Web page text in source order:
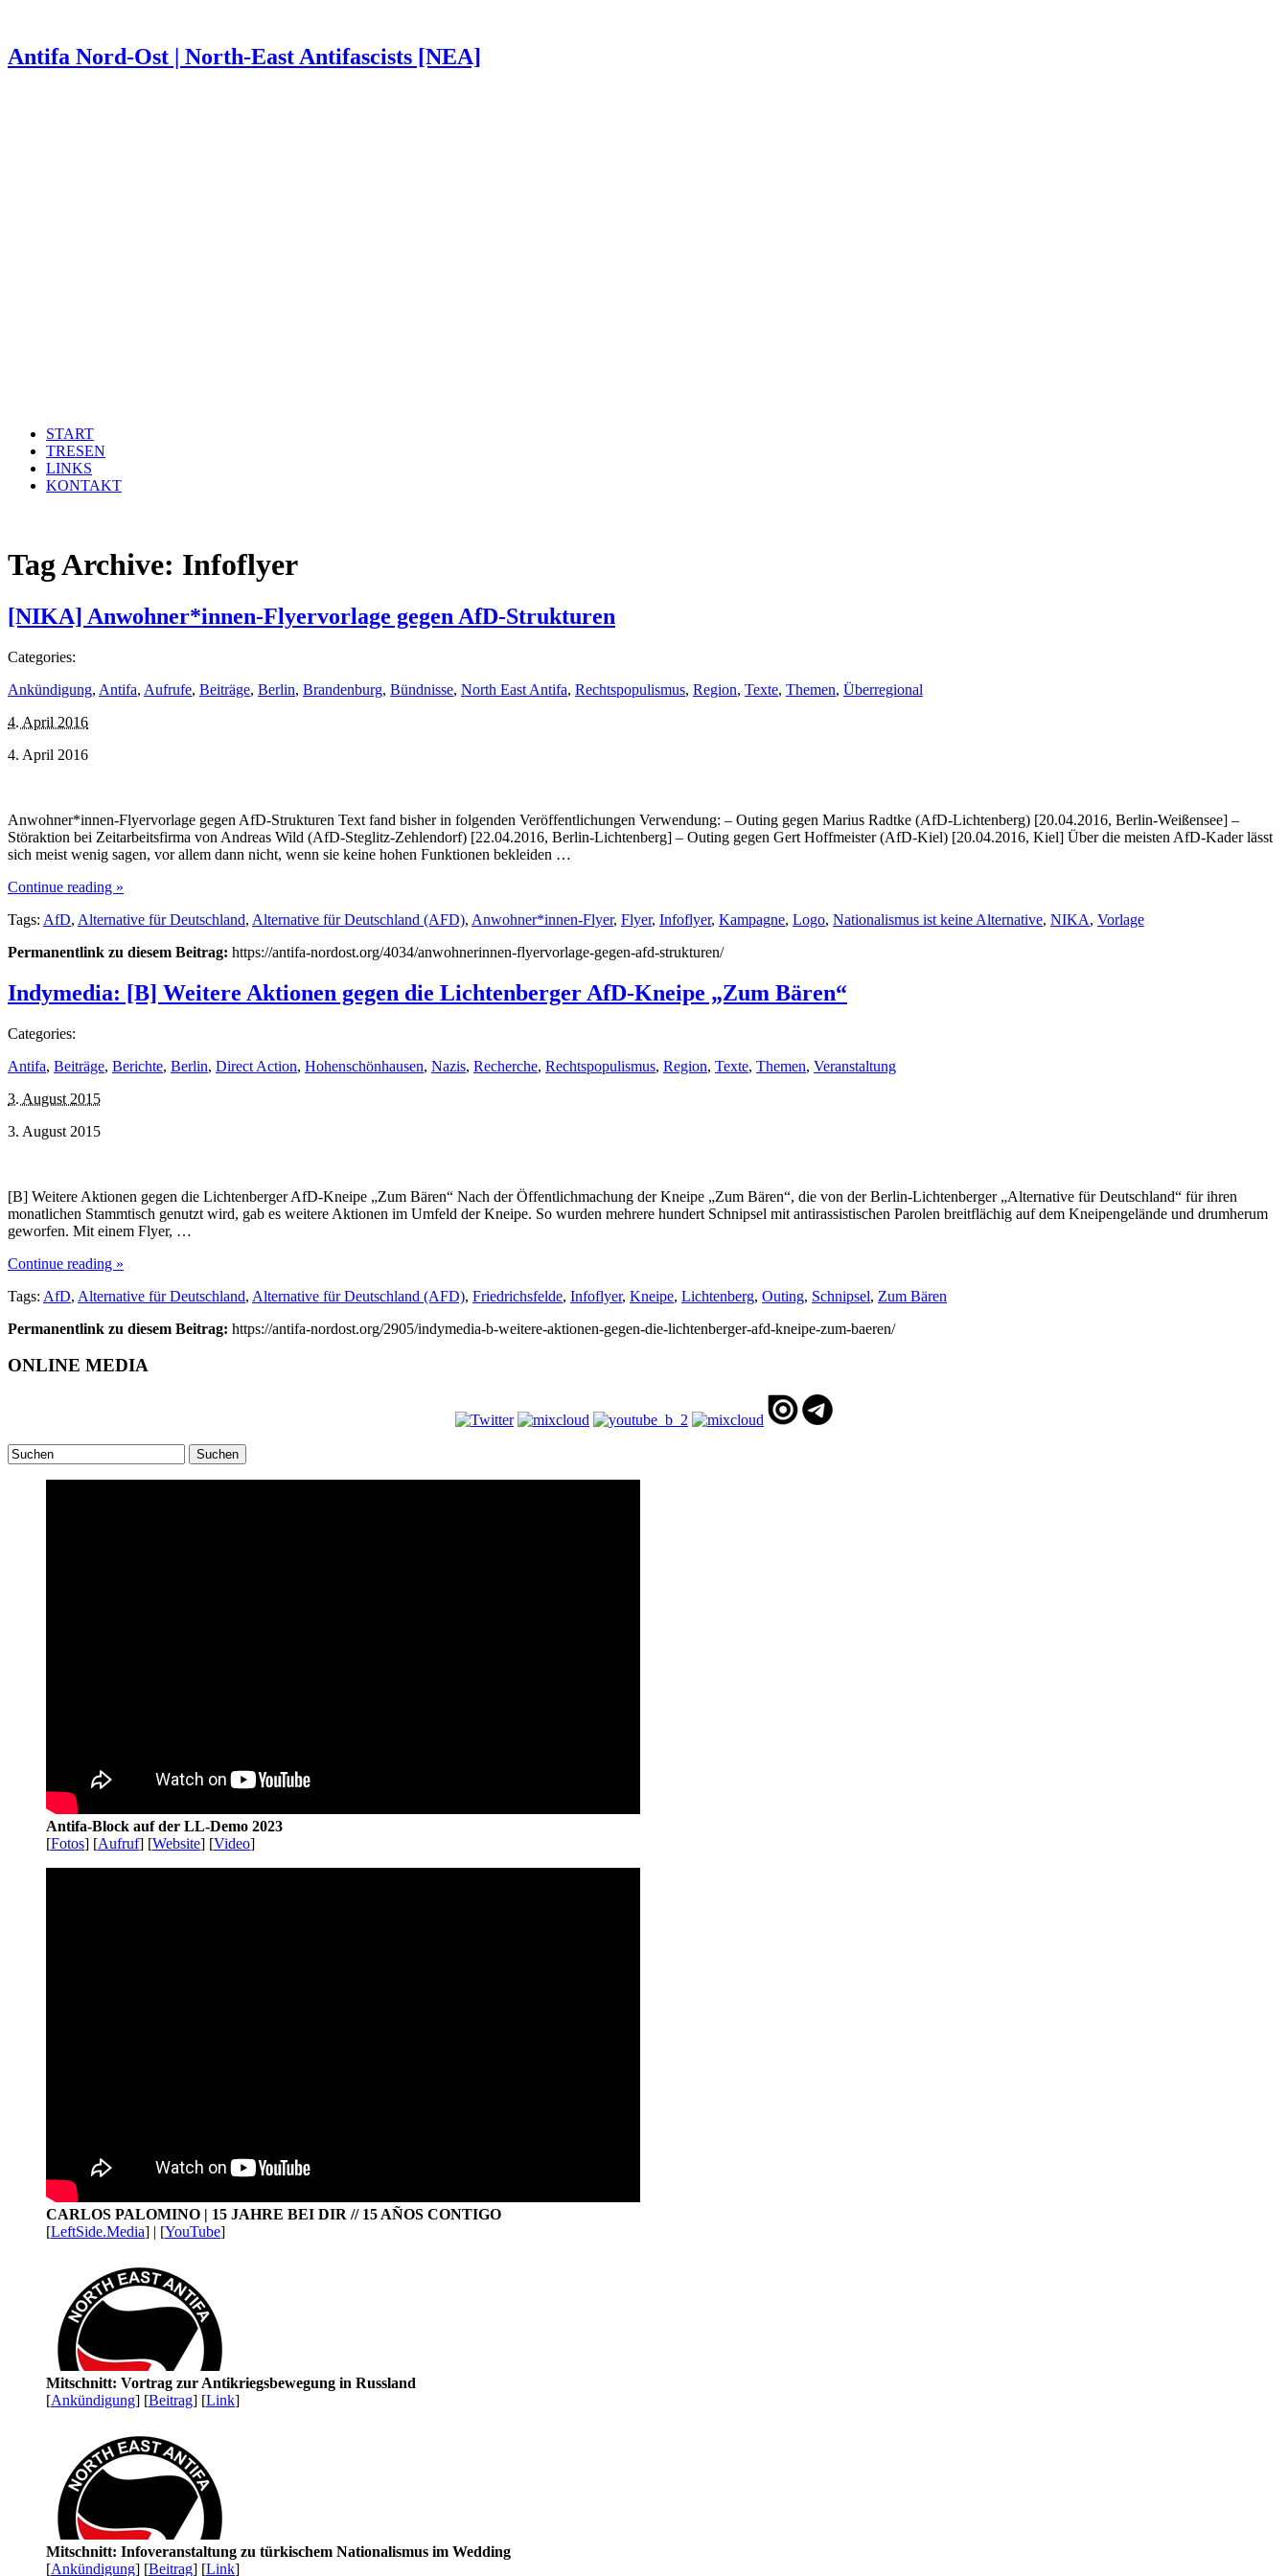
Antifa Nord-Ost | North-East Antifascists [NEA]
START
TRESEN
LINKS
KONTAKT
Tag Archive: Infoflyer
[NIKA] Anwohner*innen-Flyervorlage gegen AfD-Strukturen
Categories:
Ankündigung, Antifa, Aufrufe, Beiträge, Berlin, Brandenburg, Bündnisse, North East Antifa, Rechtspopulismus, Region, Texte, Themen, Überregional
4. April 2016
4. April 2016
Anwohner*innen-Flyervorlage gegen AfD-Strukturen Text fand bisher in folgenden Veröffentlichungen Verwendung: – Outing gegen Marius Radtke (AfD-Lichtenberg) [20.04.2016, Berlin-Weißensee] –
Störaktion bei Zeitarbeitsfirma von Andreas Wild (AfD-Steglitz-Zehlendorf) [22.04.2016, Berlin-Lichtenberg] – Outing gegen Gert Hoffmeister (AfD-Kiel) [20.04.2016, Kiel] Über die meisten AfD-Kader lässt
sich meist wenig sagen, vor allem dann nicht, wenn sie keine hohen Funktionen bekleiden …
Continue reading »
Tags: AfD, Alternative für Deutschland, Alternative für Deutschland (AFD), Anwohner*innen-Flyer, Flyer, Infoflyer, Kampagne, Logo, Nationalismus ist keine Alternative, NIKA, Vorlage
Permanentlink zu diesem Beitrag: https://antifa-nordost.org/4034/anwohnerinnen-flyervorlage-gegen-afd-strukturen/
Indymedia: [B] Weitere Aktionen gegen die Lichtenberger AfD-Kneipe „Zum Bären“
Categories:
Antifa, Beiträge, Berichte, Berlin, Direct Action, Hohenschönhausen, Nazis, Recherche, Rechtspopulismus, Region, Texte, Themen, Veranstaltung
3. August 2015
3. August 2015
[B] Weitere Aktionen gegen die Lichtenberger AfD-Kneipe „Zum Bären“ Nach der Öffentlichmachung der Kneipe „Zum Bären“, die von der Berlin-Lichtenberger „Alternative für Deutschland“ für ihren
monatlichen Stammtisch genutzt wird, gab es weitere Aktionen im Umfeld der Kneipe. So wurden mehrere hundert Schnipsel mit antirassistischen Parolen breitflächig auf dem Kneipengelände und drumherum
geworfen. Mit einem Flyer, …
Continue reading »
Tags: AfD, Alternative für Deutschland, Alternative für Deutschland (AFD), Friedrichsfelde, Infoflyer, Kneipe, Lichtenberg, Outing, Schnipsel, Zum Bären
Permanentlink zu diesem Beitrag: https://antifa-nordost.org/2905/indymedia-b-weitere-aktionen-gegen-die-lichtenberger-afd-kneipe-zum-baeren/
ONLINE MEDIA
Suchen
Antifa-Block auf der LL-Demo 2023
[Fotos] [Aufruf] [Website] [Video]
CARLOS PALOMINO | 15 JAHRE BEI DIR // 15 AÑOS CONTIGO
[LeftSide.Media] | [YouTube]
Mitschnitt: Vortrag zur Antikriegsbewegung in Russland
[Ankündigung] [Beitrag] [Link]
Mitschnitt: Infoveranstaltung zu türkischem Nationalismus im Wedding
[Ankündigung] [Beitrag] [Link]